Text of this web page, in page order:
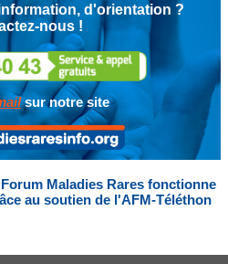
d'orientation ?
nous !
sur notre site
Maladies Rares fonctionne
au soutien de l'AFM-Téléthon